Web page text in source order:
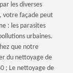
les diverses
votre façade peut
: les parasites
urbaines.
que notre
du nettoyage de
; Le nettoyage de